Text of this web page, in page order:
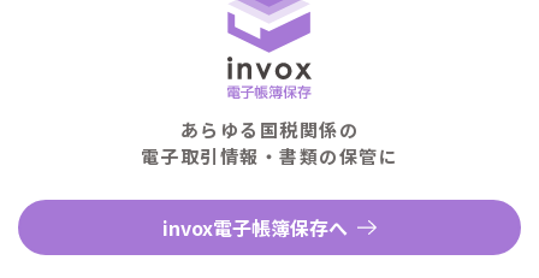
あらゆる国税関係の
電子取引情報・書類の保管に
invox電子帳簿保存へ